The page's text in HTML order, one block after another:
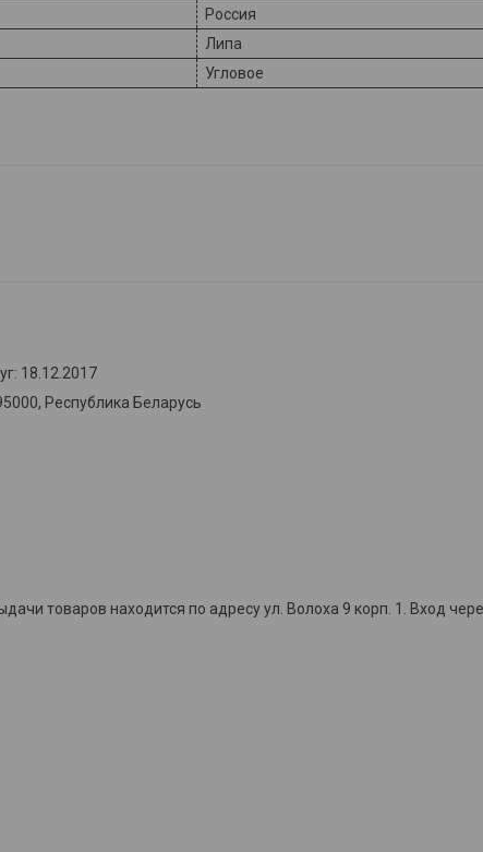
Россия
Липа
Угловое
18.12.2017
Республика Беларусь
товаров находится по адресу ул. Волоха 9 корп. 1. Вход